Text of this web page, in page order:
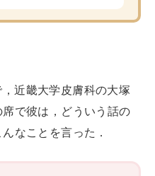
近畿大学皮膚科の大塚
で彼は，どういう話の
なことを言った．